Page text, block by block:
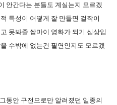
안간다는 분들도 계실는지 모르겠
특성이 어떻게 잘 만들면 걸작이
못봐줄 쌈마이 영화가 되기 십상입
수밖에 없는건 필연인지도 모르겠
동안 구전으로만 알려졌던 일종의